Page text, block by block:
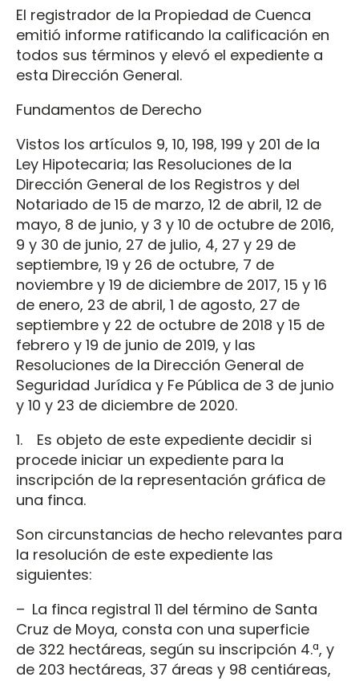
El registrador de la Propiedad de Cuenca
emitió informe ratificando la calificación en
todos sus términos y elevó el expediente a
esta Dirección General.
Fundamentos de Derecho
Vistos los artículos 9, 10, 198, 199 y 201 de la
Ley Hipotecaria; las Resoluciones de la
Dirección General de los Registros y del
Notariado de 15 de marzo, 12 de abril, 12 de
mayo, 8 de junio, y 3 y 10 de octubre de 2016,
9 y 30 de junio, 27 de julio, 4, 27 y 29 de
septiembre, 19 y 26 de octubre, 7 de
noviembre y 19 de diciembre de 2017, 15 y 16
de enero, 23 de abril, 1 de agosto, 27 de
septiembre y 22 de octubre de 2018 y 15 de
febrero y 19 de junio de 2019, y las
Resoluciones de la Dirección General de
Seguridad Jurídica y Fe Pública de 3 de junio
y 10 y 23 de diciembre de 2020.
1. Es objeto de este expediente decidir si
procede iniciar un expediente para la
inscripción de la representación gráfica de
una finca.
Son circunstancias de hecho relevantes para
la resolución de este expediente las
siguientes:
– La finca registral 11 del término de Santa
Cruz de Moya, consta con una superficie
de 322 hectáreas, según su inscripción 4.ª, y
de 203 hectáreas, 37 áreas y 98 centiáreas,